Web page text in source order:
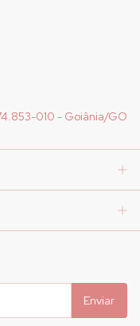
010 - Goiânia/GO